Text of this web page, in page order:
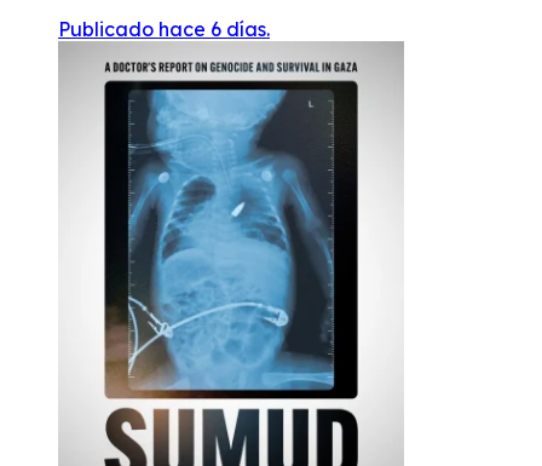
Publicado hace 6 días.